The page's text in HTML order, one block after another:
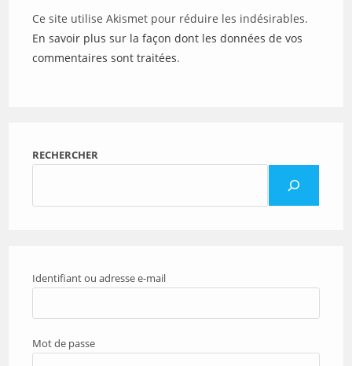
Ce site utilise Akismet pour réduire les indésirables.
En savoir plus sur la façon dont les données de vos
commentaires sont traitées.
RECHERCHER
Identifiant ou adresse e-mail
Mot de passe